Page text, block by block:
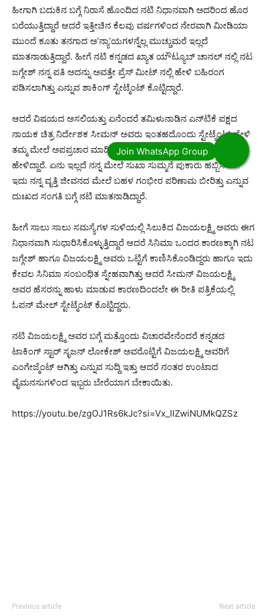
ಹೀಗಾಗಿ ಬದುಕಿನ ಬಗ್ಗೆ ನಿರಾಸೆ ಹೊಂದಿದ ನಟಿ ನಿಧಾನವಾಗಿ ಅದರಿಂದ ಹೊರ
ಬರೆಯುತ್ತಿದ್ದಾರೆ ಆದರೆ ಇತ್ತೀಚಿನ ಕೆಲವು ವರ್ಷಗಳಿಂದ ನೇರವಾಗಿ ಮೀಡಿಯಾ
ಮುಂದೆ ಕೂತು ತನಗಾದ ಅ’ನ್ಯಾ’ಯಗಳನ್ನೆಲ್ಲ ಮುಚ್ಚುಮರೆ ಇಲ್ಲದೆ
ಮಾತನಾಡುತ್ತಿದ್ದಾರೆ. ಹೀಗೆ ನಟಿ ಕನ್ನಡದ ಖ್ಯಾತ ಯೌಟ್ಯೂಬ್ ಚಾನಲ್ ನಲ್ಲಿ ನಟ
ಜಗ್ಗೇಶ್ ನನ್ನ ಪತಿ ಅದನ್ನು ಅವತ್ತೇ ಪ್ರೆಸ್ ಮೀಟ್ ನಲ್ಲಿ ಹೇಳಿ ಬಹಿರಂಗ
ಪಡಿಸಲಾಗಿತ್ತು ಎನ್ನುವ ಶಾಕಿಂಗ್ ಸ್ಟೇಟ್ಮೆಂಟ್ ಕೊಟ್ಟಿದ್ದಾರೆ.
ಆದರೆ ವಿಷಯದ ಅಸಲಿಯತ್ತು ಏನೆಂದರೆ ತಮಿಳುನಾಡಿನ ಎನ್‌ಟಿಕೆ ಪಕ್ಷದ
ನಾಯಕ ಚಿತ್ರ ನಿರ್ದೇಶಕ ಸೀಮನ್ ಅವರು ಇಂತಹದೊಂದು ಸ್ಟೇಟ್ಮೆಂಟ್ ಹೇಳಿ
ತಮ್ಮ ಮೇಲೆ ಅಪಪ್ರಚಾರ ಮಾಡಿದ್ದರು ಎನ್ನುವ ವಿಚಾರವನ್ನು ನಟಿ ಈ ರೀತಿ
ಹೇಳಿದ್ದಾರೆ. ಏನು ಇಲ್ಲದೆ ನನ್ನ ಮೇಲೆ ಸುಖಾ ಸುಮ್ಮನೆ ಪುಕಾರು ಹಬ್ಬಿಸಿದರು
ಇದು ನನ್ನ ವೃತ್ತಿ ಜೀವನದ ಮೇಲೆ ಬಹಳ ಗಂಭೀರ ಪರಿಣಾಮ ಬೀರಿತ್ತು ಎನ್ನುವ
ದುಃಖದ ಸಂಗತಿ ಬಗ್ಗೆ ನಟಿ ಮಾತನಾಡಿದ್ದಾರೆ.
ಹೀಗೆ ಸಾಲು ಸಾಲು ಸಮಸ್ಯೆಗಳ ಸುಳಿಯಲ್ಲಿ ಸಿಲುಕಿದ ವಿಜಯಲಕ್ಷ್ಮಿ ಅವರು ಈಗ
ನಿಧಾನವಾಗಿ ಸುಧಾರಿಸಿಕೊಳ್ಳುತ್ತಿದ್ದಾರೆ ಆದರೆ ಸಿನಿಮಾ ಒಂದರ ಕಾರಣಕ್ಕಾಗಿ ನಟ
ಜಗ್ಗೇಶ್ ಹಾಗೂ ವಿಜಯಲಕ್ಷ್ಮಿ ಅವರು ಒಟ್ಟಿಗೆ ಕಾಣಿಸಿಕೊಂಡಿದ್ದರು ಹಾಗೂ ಇದು
ಕೇವಲ ಸಿನಿಮಾ ಸಂಬಂಧಿತ ಸ್ನೇಹವಾಗಿತ್ತು ಆದರೆ ಸೀಮನ್ ವಿಜಯಲಕ್ಷ್ಮಿ
ಅವರ ಹೆಸರನ್ನು ಹಾಳು ಮಾಡುವ ಕಾರಣದಿಂದಲೇ ಈ ರೀತಿ ಪತ್ರಿಕೆಯಲ್ಲಿ
ಓಪನ್ ಮೇಲ್ ಸ್ಟೇಟ್ಮೆಂಟ್ ಕೊಟ್ಟಿದ್ದರು.
ನಟಿ ವಿಜಯಲಕ್ಷ್ಮಿ ಅವರ ಬಗ್ಗೆ ಮತ್ತೊಂದು ವಿಚಾರವೇನೆಂದರೆ ಕನ್ನಡದ
ಟಾಕಿಂಗ್ ಸ್ಟಾರ್ ಸೃಜನ್ ಲೋಕೇಶ್ ಅವರೊಟ್ಟಿಗೆ ವಿಜಯಲಕ್ಷ್ಮಿ ಅವರಿಗೆ
ಎಂಗೇಜ್ಮೆಂಟ್ ಆಗಿತ್ತು ಎನ್ನುವ ಸುದ್ದಿ ಇತ್ತು ಆದರೆ ನಂತರ ಉಂಟಾದ
ವೈಮನಸುಗಳಿಂದ ಇಬ್ಬರು ಬೇರೆಯಾಗ ಬೇಕಾಯಿತು.
https://youtu.be/zgOJ1Rs6kJc?si=Vx_IIZwiNUMkQZSz
Previous article Next article